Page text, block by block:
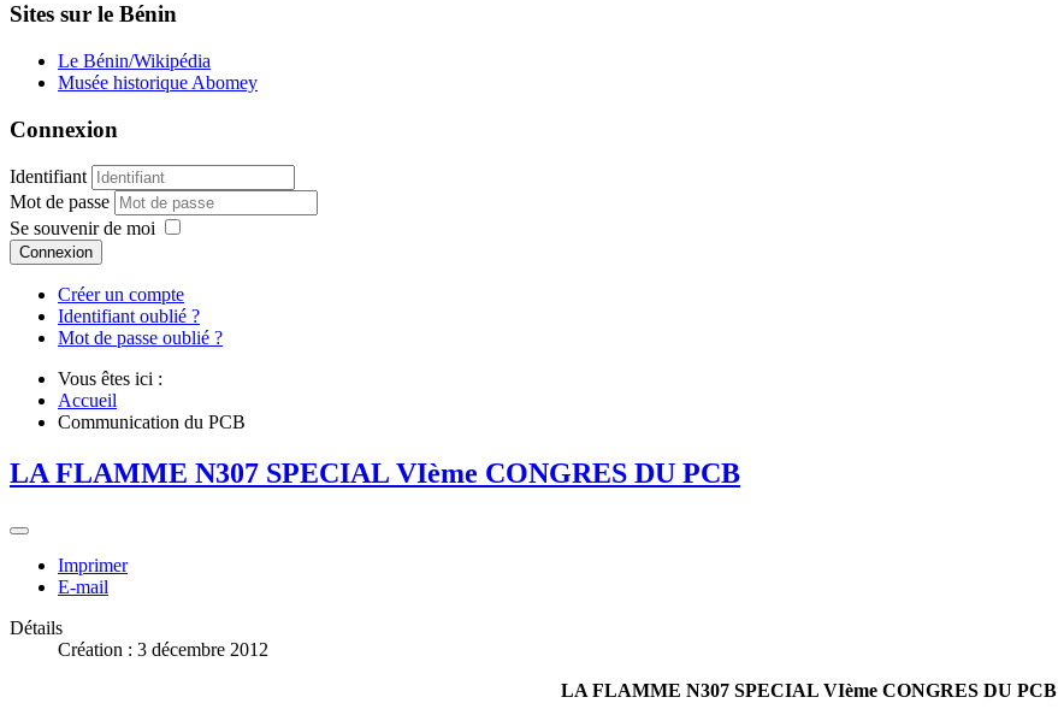
Sites sur le Bénin
Le Bénin/Wikipédia
Musée historique Abomey
Connexion
Identifiant
Mot de passe
Se souvenir de moi
Connexion
Créer un compte
Identifiant oublié ?
Mot de passe oublié ?
Vous êtes ici :
Accueil
Communication du PCB
LA FLAMME N307 SPECIAL VIème CONGRES DU PCB
Imprimer
E-mail
Détails
Création : 3 décembre 2012
LA FLAMME N307 SPECIAL VIème CONGRES DU PCB